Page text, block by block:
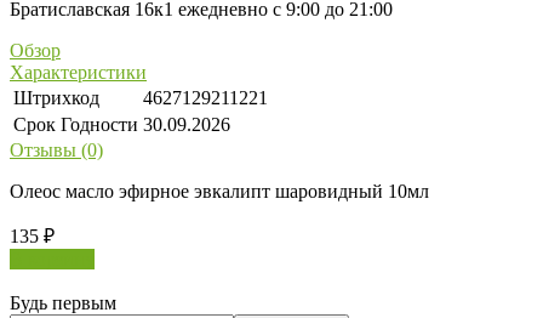
Братиславская 16к1 ежедневно с 9:00 до 21:00
Обзор
Характеристики
Штрихкод
4627129211221
Срок Годности 30.09.2026
Отзывы (0)
Олеос масло эфирное эвкалипт шаровидный 10мл
135 ₽
Будь первым